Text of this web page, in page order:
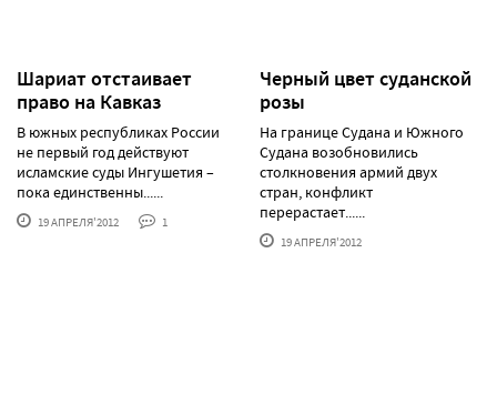
Шариат отстаивает
право на Кавказ
В южных республиках России
не первый год действуют
исламские суды Ингушетия –
пока единственны......
19 АПРЕЛЯ'2012 1
Черный цвет суданской
розы
На границе Судана и Южного
Судана возобновились
столкновения армий двух
стран, конфликт
перерастает......
19 АПРЕЛЯ'2012